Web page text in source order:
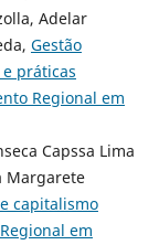
Adelar
Gestão
práticas
Regional em
Capssa Lima
Margarete
capitalismo
em